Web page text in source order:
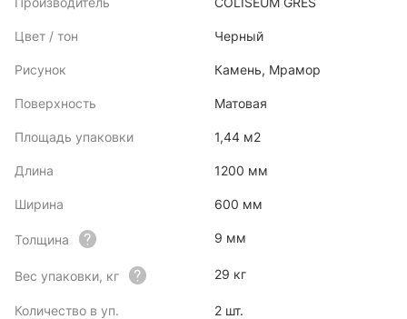
Цвет / тон Черный
Рисунок Камень, Мрамор
Поверхность Матовая
Площадь упаковки 1,44 м2
Длина 1200 мм
Ширина 600 мм
Толщина 9 мм
Вес упаковки, кг 29 кг
Количество в уп. 2 шт.